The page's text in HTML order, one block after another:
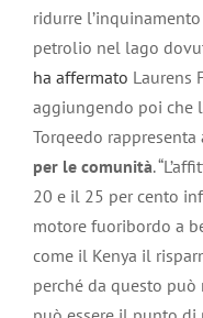
ridurre
petrolio nel lago
ha affermato Laurens
aggiungendo poi che
Torqeedo rappresenta
per le comunità.
20 e il 25 per cento
motore fuoribordo a
come il Kenya il
perché da questo